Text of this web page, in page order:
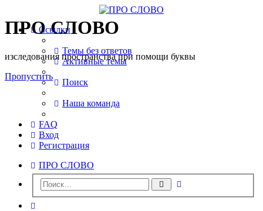
ПРО СЛОВО
изследования пространства при помощи буквы
Пропустить
Ссылки
Темы без ответов
Активные темы
Поиск
Наша команда
FAQ
Вход
Регистрация
ПРО СЛОВО
Поиск